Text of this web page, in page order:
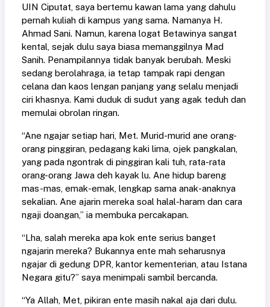
UIN Ciputat, saya bertemu kawan lama yang dahulu
pernah kuliah di kampus yang sama. Namanya H.
Ahmad Sani. Namun, karena logat Betawinya sangat
kental, sejak dulu saya biasa memanggilnya Mad
Sanih. Penampilannya tidak banyak berubah. Meski
sedang berolahraga, ia tetap tampak rapi dengan
celana dan kaos lengan panjang yang selalu menjadi
ciri khasnya. Kami duduk di sudut yang agak teduh dan
memulai obrolan ringan.
“Ane ngajar setiap hari, Met. Murid-murid ane orang-
orang pinggiran, pedagang kaki lima, ojek pangkalan,
yang pada ngontrak di pinggiran kali tuh, rata-rata
orang-orang Jawa deh kayak lu. Ane hidup bareng
mas-mas, emak-emak, lengkap sama anak-anaknya
sekalian. Ane ajarin mereka soal halal-haram dan cara
ngaji doangan,” ia membuka percakapan.
“Lha, salah mereka apa kok ente serius banget
ngajarin mereka? Bukannya ente mah seharusnya
ngajar di gedung DPR, kantor kementerian, atau Istana
Negara gitu?” saya menimpali sambil bercanda.
“Ya Allah, Met, pikiran ente masih nakal aja dari dulu.